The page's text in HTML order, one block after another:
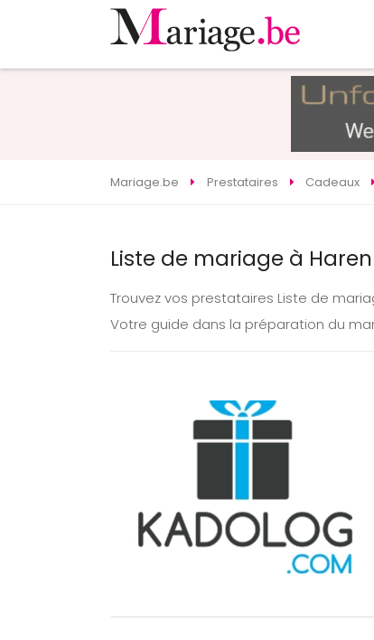
Mariage.be Prestataires Cadeaux
Liste de mariage à
Trouvez vos prestataires Liste de
Votre guide dans la préparation du